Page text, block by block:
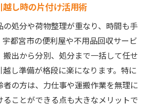
越し時の片付け活用術
の処分や荷物整理が重なり、時間も手
都宮市の便利屋や不用品回収サービ
搬出から分別、処分まで一括して任せ
越し準備が格段に楽になります。特に
者の方は、力仕事や運搬作業を無理に
ことができる点も大きなメリットで